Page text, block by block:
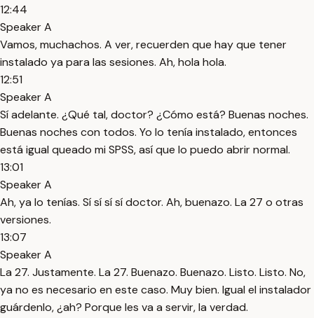
12:44
Speaker A
Vamos, muchachos. A ver, recuerden que hay que tener
instalado ya para las sesiones. Ah, hola hola.
12:51
Speaker A
Sí adelante. ¿Qué tal, doctor? ¿Cómo está? Buenas noches.
Buenas noches con todos. Yo lo tenía instalado, entonces
está igual queado mi SPSS, así que lo puedo abrir normal.
13:01
Speaker A
Ah, ya lo tenías. Sí sí sí sí doctor. Ah, buenazo. La 27 o otras
versiones.
13:07
Speaker A
La 27. Justamente. La 27. Buenazo. Buenazo. Listo. Listo. No,
ya no es necesario en este caso. Muy bien. Igual el instalador
guárdenlo, ¿ah? Porque les va a servir, la verdad.